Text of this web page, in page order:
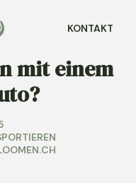
KONTAKT
mit einem